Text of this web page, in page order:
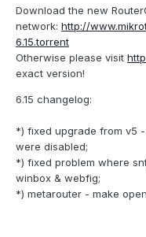
Download the new
network: http://
6.15.torrent
Otherwise please visit
exact version!
6.15 changelog:
*) fixed upgrade from v5
were disabled;
*) fixed problem where
winbox & webfig;
*) metarouter - make